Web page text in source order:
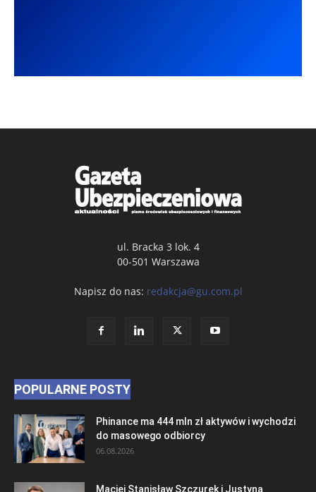
ul. Bracka 3 lok. 4
00-501 Warszawa
Napisz do nas: redakcja@gu.com.pl
POPULARNE POSTY
Phinance ma 444 mln zł aktywów i wychodzi
do masowego odbiorcy
06.08.2026
Maciej Stanisław Szczurek i Justyna